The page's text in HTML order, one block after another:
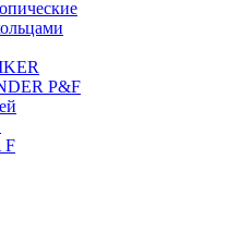
P&F
F